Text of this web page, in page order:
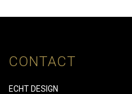
CONTACT
ECHT DESIGN